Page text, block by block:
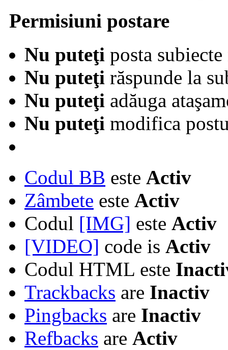
Permisiuni postare
Nu puteţi posta
Nu puteţi răspunde la
Nu puteţi adăuga
Nu puteţi modifica
Codul BB este Activ
Zâmbete este Activ
Codul [IMG] este Activ
[VIDEO] code is Activ
Codul HTML este
Trackbacks are Inactiv
Pingbacks are Inactiv
Refbacks are Activ